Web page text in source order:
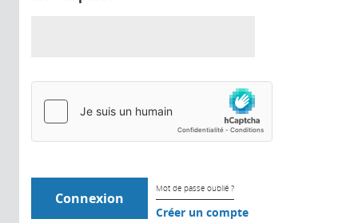
Mot de passe oublié ?
Créer un compte